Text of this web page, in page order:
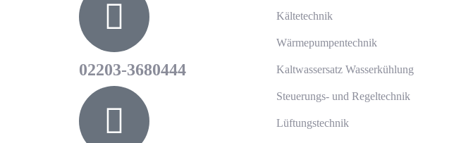
02203-3680444
Kältetechnik
Wärmepumpentechnik
Kaltwassersatz Wasserkühlung
Steuerungs- und Regeltechnik
Lüftungstechnik